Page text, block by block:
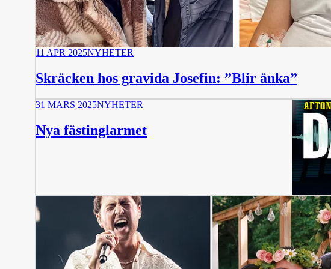
11 APR 2025NYHETER
Skräcken hos gravida Josefin: ”Blir änka”
31 MARS 2025NYHETER
Nya fästinglarmet
11 min